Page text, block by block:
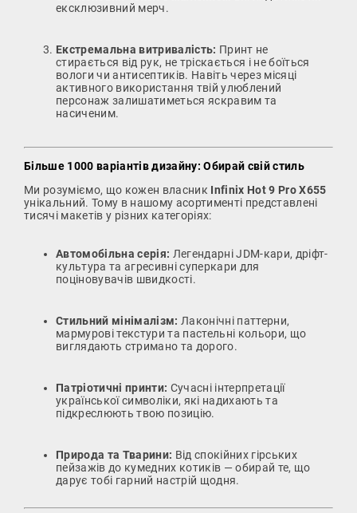
ексклюзивний мерч.
Екстремальна витривалість: Принт не
стирається від рук, не тріскається і не боїться
вологи чи антисептиків. Навіть через місяці
активного використання твій улюблений
персонаж залишатиметься яскравим та
насиченим.
Більше 1000 варіантів дизайну: Обирай свій стиль
Ми розуміємо, що кожен власник Infinix Hot 9 Pro X655
унікальний. Тому в нашому асортименті представлені
тисячі макетів у різних категоріях:
Автомобільна серія: Легендарні JDM-кари, дріфт-
культура та агресивні суперкари для
поціновувачів швидкості.
Стильний мінімалізм: Лаконічні паттерни,
мармурові текстури та пастельні кольори, що
виглядають стримано та дорого.
Патріотичні принти: Сучасні інтерпретації
української символіки, які надихають та
підкреслюють твою позицію.
Природа та Тварини: Від спокійних гірських
пейзажів до кумедних котиків — обирай те, що
дарує тобі гарний настрій щодня.